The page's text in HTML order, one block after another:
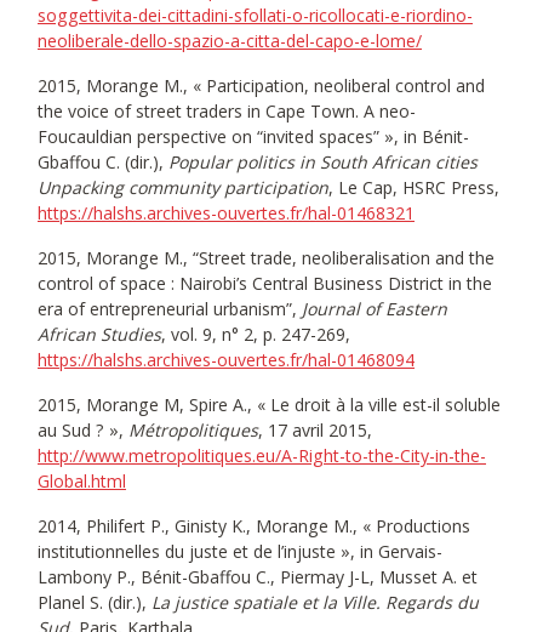
soggettivita-dei-cittadini-sfollati-o-ricollocati-e-riordino-
neoliberale-dello-spazio-a-citta-del-capo-e-lome/
2015, Morange M., « Participation, neoliberal control and
the voice of street traders in Cape Town. A neo-
Foucauldian perspective on “invited spaces” », in Bénit-
Gbaffou C. (dir.), Popular politics in South African cities
Unpacking community participation, Le Cap, HSRC Press,
https://halshs.archives-ouvertes.fr/hal-01468321
2015, Morange M., “Street trade, neoliberalisation and the
control of space : Nairobi’s Central Business District in the
era of entrepreneurial urbanism”, Journal of Eastern
African Studies, vol. 9, n° 2, p. 247-269,
https://halshs.archives-ouvertes.fr/hal-01468094
2015, Morange M, Spire A., « Le droit à la ville est-il soluble
au Sud ? », Métropolitiques, 17 avril 2015,
http://www.metropolitiques.eu/A-Right-to-the-City-in-the-
Global.html
2014, Philifert P., Ginisty K., Morange M., « Productions
institutionnelles du juste et de l’injuste », in Gervais-
Lambony P., Bénit-Gbaffou C., Piermay J-L, Musset A. et
Planel S. (dir.), La justice spatiale et la Ville. Regards du